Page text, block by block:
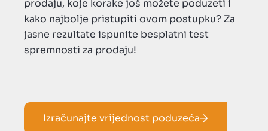
prodaju, koje korake još možete poduzeti i
kako najbolje pristupiti ovom postupku? Za
jasne rezultate ispunite besplatni test
spremnosti za prodaju!
Izračunajte vrijednost poduzeća